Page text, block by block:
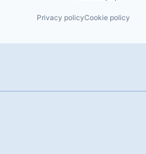
Privacy policyCookie policy